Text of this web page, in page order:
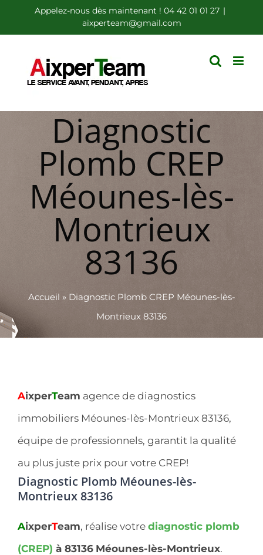
au
contenu
Appelez-nous dès maintenant ! 04 42 01 01 27 |
aixperteam@gmail.com
Diagnostic
Plomb CREP
Méounes-lès-
Montrieux
83136
Accueil » Diagnostic Plomb CREP Méounes-lès-
Montrieux 83136
AixperTeam agence de diagnostics
immobiliers Méounes-lès-Montrieux 83136,
équipe de professionnels, garantit la qualité
au plus juste prix pour votre CREP!
Diagnostic Plomb Méounes-lès-
Montrieux 83136
AixperTeam, réalise votre diagnostic plomb
(CREP) à 83136 Méounes-lès-Montrieux.